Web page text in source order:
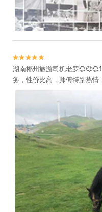


湖南郴州旅游司机老罗
务，性价比高，师傅特别热情